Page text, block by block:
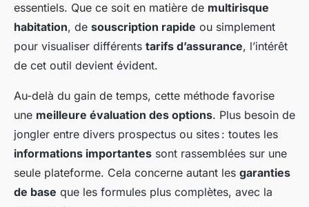
essentiels. Que ce soit en matière de multirisque
habitation, de souscription rapide ou simplement
pour visualiser différents tarifs d’assurance, l’intérêt
de cet outil devient évident.
Au-delà du gain de temps, cette méthode favorise
une meilleure évaluation des options. Plus besoin de
jongler entre divers prospectus ou sites : toutes les
informations importantes sont rassemblées sur une
seule plateforme. Cela concerne autant les garanties
de base que les formules plus complètes, avec la